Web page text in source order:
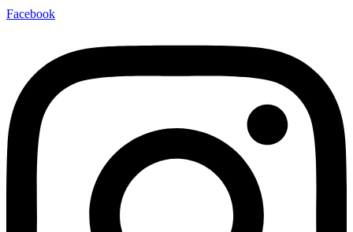
Facebook